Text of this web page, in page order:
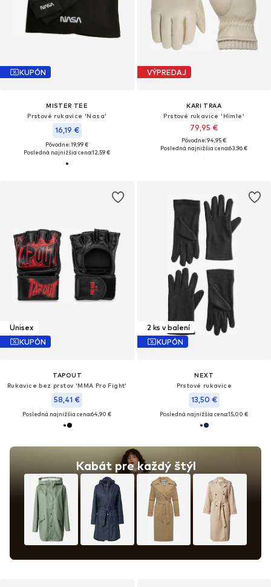
KUPÓN
MISTER TEE
Prstové rukavice 'Nasa'
16,19 €
Pôvodne: 19,99 €
Posledná najnižšia cena:12,59 €
VÝPREDAJ
KARI TRAA
Prstové rukavice 'Himle'
79,95 €
Pôvodne: 94,95 €
Posledná najnižšia cena:63,96 €
Unisex
KUPÓN
TAPOUT
Rukavice bez prstov 'MMA Pro Fight'
58,41 €
Posledná najnižšia cena:64,90 €
Kabát pre každý štýl
2 ks v balení
KUPÓN
NEXT
Prstové rukavice
13,50 €
Posledná najnižšia cena:15,00 €